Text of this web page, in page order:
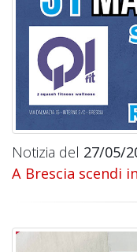
Notizia del 27/05/
A Brescia scendi